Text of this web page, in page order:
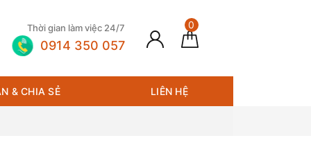
0
Thời gian làm việc 24/7
0914 350 057
& CHIA SẺ LIÊN HỆ